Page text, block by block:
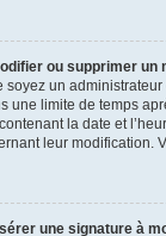
ou supprimer un
soyez un
une limite de temps
la date et
leur modification.
une signature à